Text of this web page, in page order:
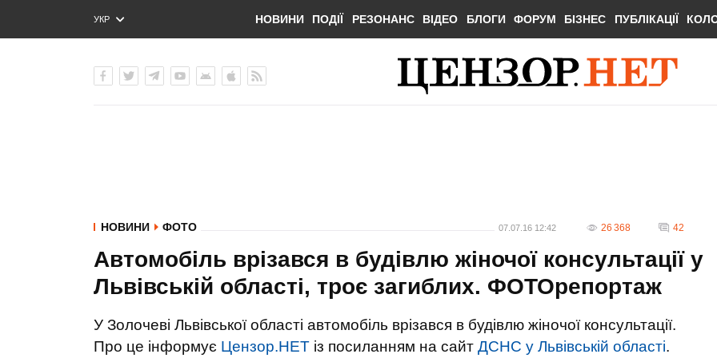
УКР
ENG
НОВИНИ ПОДІЇ РЕЗОНАНС ВІДЕО БЛОГИ ФОРУМ БІЗНЕС ПУБЛІКАЦІЇ
НОВИНИ ФОТО 07.07.16 12:42 26 368 42
Автомобіль врізався в будівлю жіночої консультації у
Львівській області, троє загиблих. ФОТОрепортаж
У Золочеві Львівської області автомобіль врізався в будівлю жіночої консультації.
Про це інформує Цензор.НЕТ із посиланням на сайт ДСНС у Львівській області.